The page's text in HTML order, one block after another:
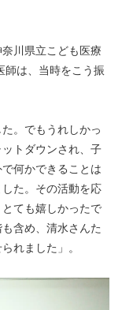
川県立こども医療
師は、当時をこう振
。でもうれしかっ
トダウンされ、子
何かできることは
た。その活動を応
ても嬉しかったで
含め、清水さんた
れました」。